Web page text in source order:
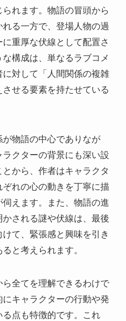
れます。物語の冒頭から
る一方で、登場人物の過
重厚な伏線として配置さ
構成は、単なるラブコメ
対して「人間関係の複雑
せる要素を持たせている
物語の中心でありなが
クターの背景にも深い設
から、作者はキャラクタ
れの心の動きを丁寧に描
えます。また、物語の進
される謎や伏線は、最後
て、緊張感と興味を引き
と考えられます。
全てを理解できるわけで
キャラクターの行動や発
点も特徴的です。これ